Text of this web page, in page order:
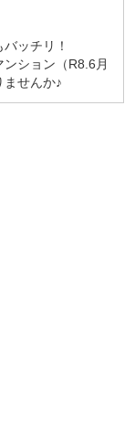
ッチリ！
ション（R8.6月
せんか♪